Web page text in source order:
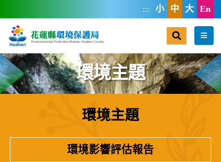
::: 小 中 大 En
選單
環境主題
環境主題
環境影響評估報告